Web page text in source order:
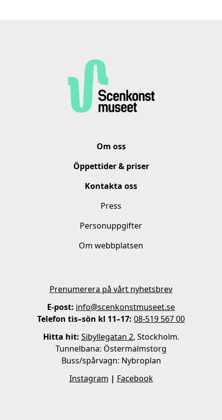
Om oss
Öppettider & priser
Kontakta oss
Press
Personuppgifter
Om webbplatsen
Prenumerera på vårt nyhetsbrev
E-post: info@scenkonstmuseet.se
Telefon tis–sön kl 11–17: 08-519 567 00
Hitta hit: Sibyllegatan 2, Stockholm.
Tunnelbana: Östermalmstorg
Buss/spårvagn: Nybroplan
Instagram | Facebook